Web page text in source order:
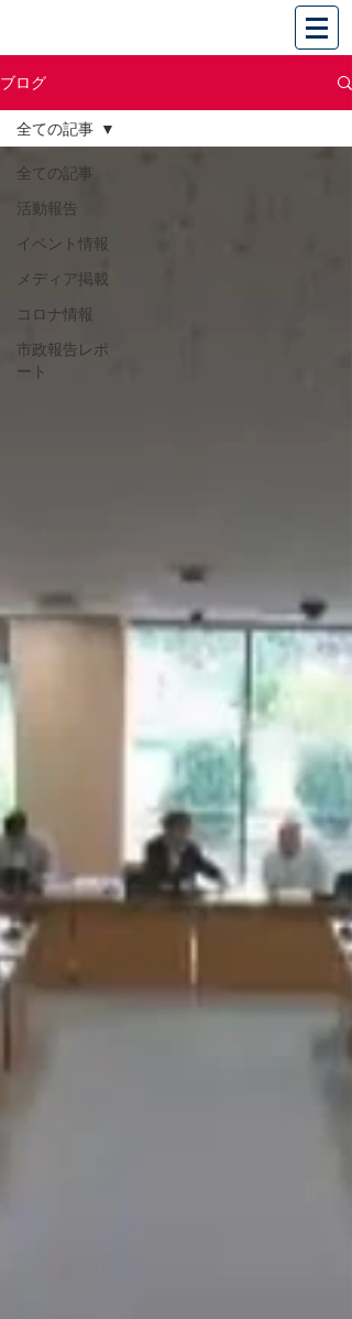
ブログ
全ての記事
活動報告
イベント情報
メディア掲載
コロナ情報
市政報告レポ
ート
全ての記事